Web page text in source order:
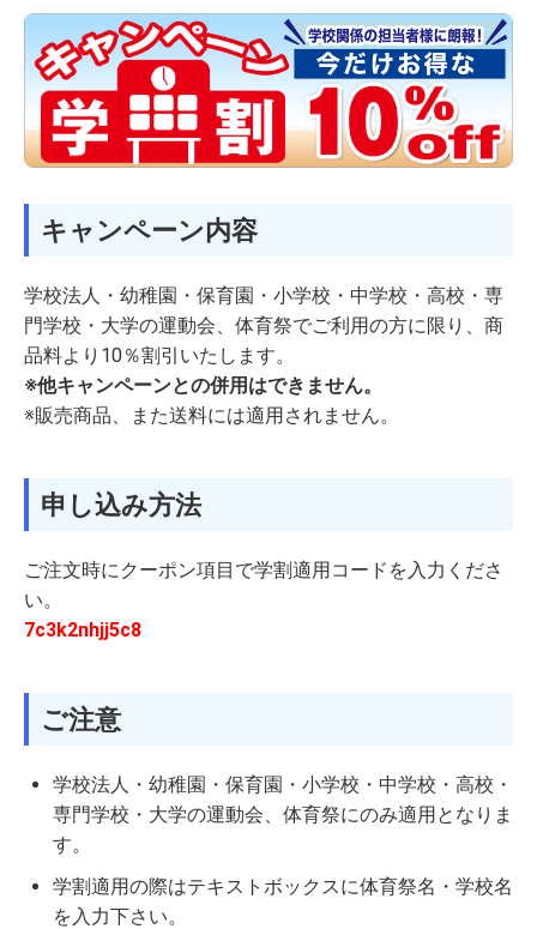
キャンペーン内容
学校法人・幼稚園・保育園・小学校・中学校・高校・専
門学校・大学の運動会、体育祭でご利用の方に限り、商
品料より10％割引いたします。
※他キャンペーンとの併用はできません。
※販売商品、また送料には適用されません。
申し込み方法
ご注文時にクーポン項目で学割適用コードを入力くださ
い。
7c3k2nhjj5c8
ご注意
学校法人・幼稚園・保育園・小学校・中学校・高校・
専門学校・大学の運動会、体育祭にのみ適用となりま
す。
学割適用の際はテキストボックスに体育祭名・学校名
を入力下さい。